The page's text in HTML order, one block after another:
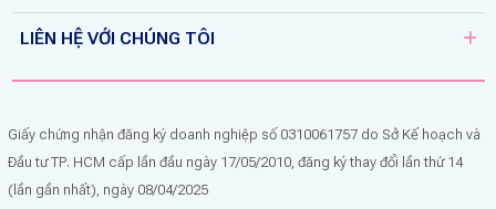
LIÊN HỆ VỚI CHÚNG TÔI
Giấy chứng nhận đăng ký doanh nghiệp số 0310061757 do Sở Kế hoạch và
Đầu tư TP. HCM cấp lần đầu ngày 17/05/2010, đăng ký thay đổi lần thứ 14
(lần gần nhất), ngày 08/04/2025